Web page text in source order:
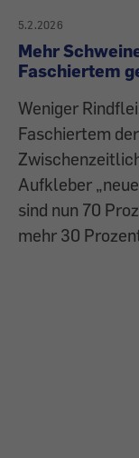
5.2.2026
Mehr
Faschiertem
Weniger
Faschiertem
Aufkleber
sind nun 70
mehr 30